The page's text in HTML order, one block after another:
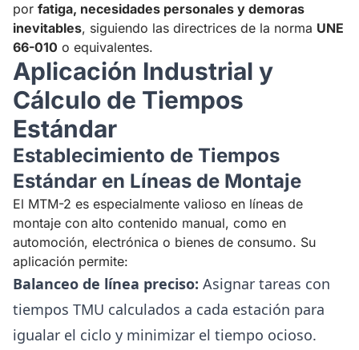
por fatiga, necesidades personales y demoras
inevitables, siguiendo las directrices de la norma UNE
66-010 o equivalentes.
Aplicación Industrial y
Cálculo de Tiempos
Estándar
Establecimiento de Tiempos
Estándar en Líneas de Montaje
El MTM-2 es especialmente valioso en líneas de
montaje con alto contenido manual, como en
automoción, electrónica o bienes de consumo. Su
aplicación permite:
Balanceo de línea preciso: Asignar tareas con
tiempos TMU calculados a cada estación para
igualar el ciclo y minimizar el tiempo ocioso.